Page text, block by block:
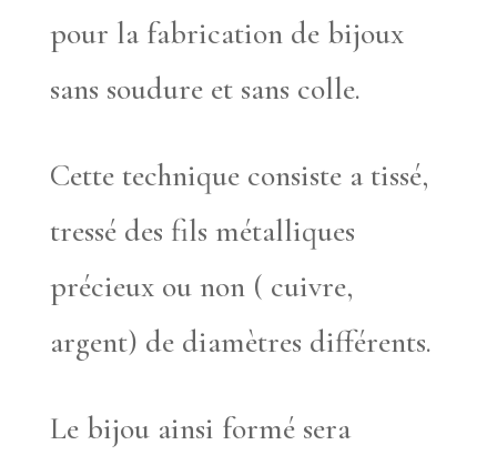
pour la fabrication de bijoux
sans soudure et sans colle.
Cette technique consiste a tissé,
tressé des fils métalliques
précieux ou non ( cuivre,
argent) de diamètres différents.
Le bijou ainsi formé sera